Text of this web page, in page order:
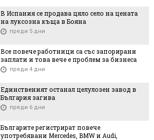
В Испания се продава цяло село на цената
на луксозна къща в Бояна
преди 5 дни
Все повече работници са със запорирани
заплати и това вече е проблем за бизнеса
преди 4 дни
Единственият останал целулозен завод в
България загива
преди 6 дни
Българите регистрират повече
употребявани Mercedes, BMW и Audi,